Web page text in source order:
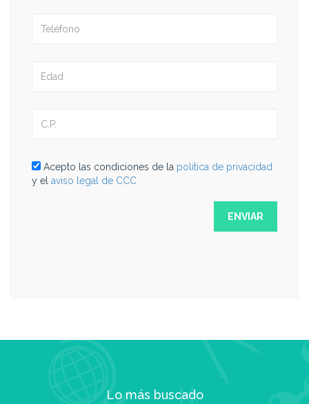
Acepto las condiciones de la politica de privacidad
y el aviso legal de CCC
Lo más buscado